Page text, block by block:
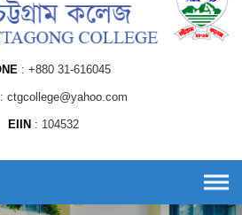
+880 31-616045
ctgcollege@yahoo.com
EIIN 104532